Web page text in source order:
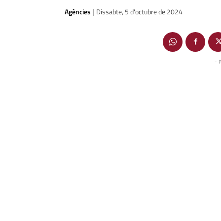
Agències | Dissabte, 5 d'octubre de 2024
-